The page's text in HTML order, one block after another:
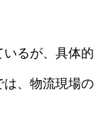
るが、具体的
は、物流現場の